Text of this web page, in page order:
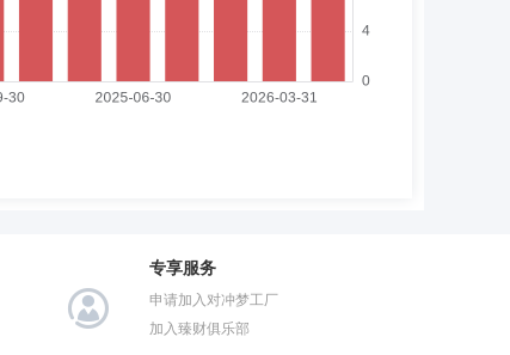
专享服务
申请加入对冲梦工厂
加入臻财俱乐部